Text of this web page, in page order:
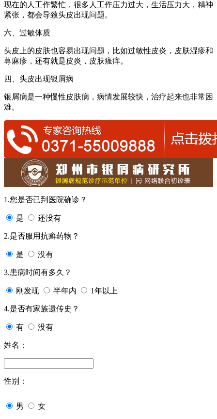
现在的人工作繁忙，很多人工作压力过大，生活压力大，精神
紧张，都会导致头皮出现问题。
六、过敏体质
头皮上的皮肤也容易出现问题，比如过敏性皮炎，皮肤湿疹和
荨麻疹，还有就是皮炎，皮肤瘙痒。
四、头皮出现银屑病
银屑病是一种慢性皮肤病，病情发展较快，治疗起来也非常困
难。
1.您是否已到医院确诊？
是 还没有
2.是否服用抗癣药物？
是 没有
3.患病时间有多久？
刚发现 半年内 1年以上
4.是否有家族遗传史？
有 没有
姓名：
性别：
男 女